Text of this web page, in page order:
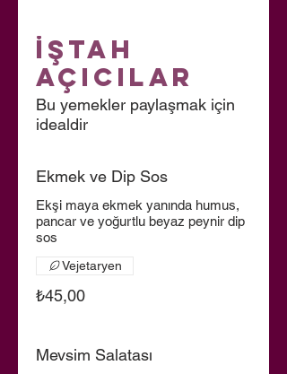
İştah
Açıcılar
Bu yemekler paylaşmak için
idealdir
Ekmek ve Dip Sos
Ekşi maya ekmek yanında humus,
pancar ve yoğurtlu beyaz peynir dip
sos
₺45,00
Vejetaryen
Mevsim Salatası